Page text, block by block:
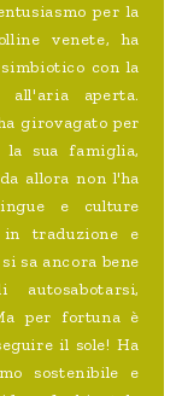
per la
venete, ha
con la
aperta.
girovagato per
sua famiglia,
allora non l'ha
e culture
in traduzione e
sa ancora bene
per fortuna è
il sole! Ha
sostenibile e